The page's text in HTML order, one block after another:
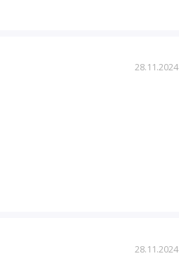
28.11.2024
28.11.2024